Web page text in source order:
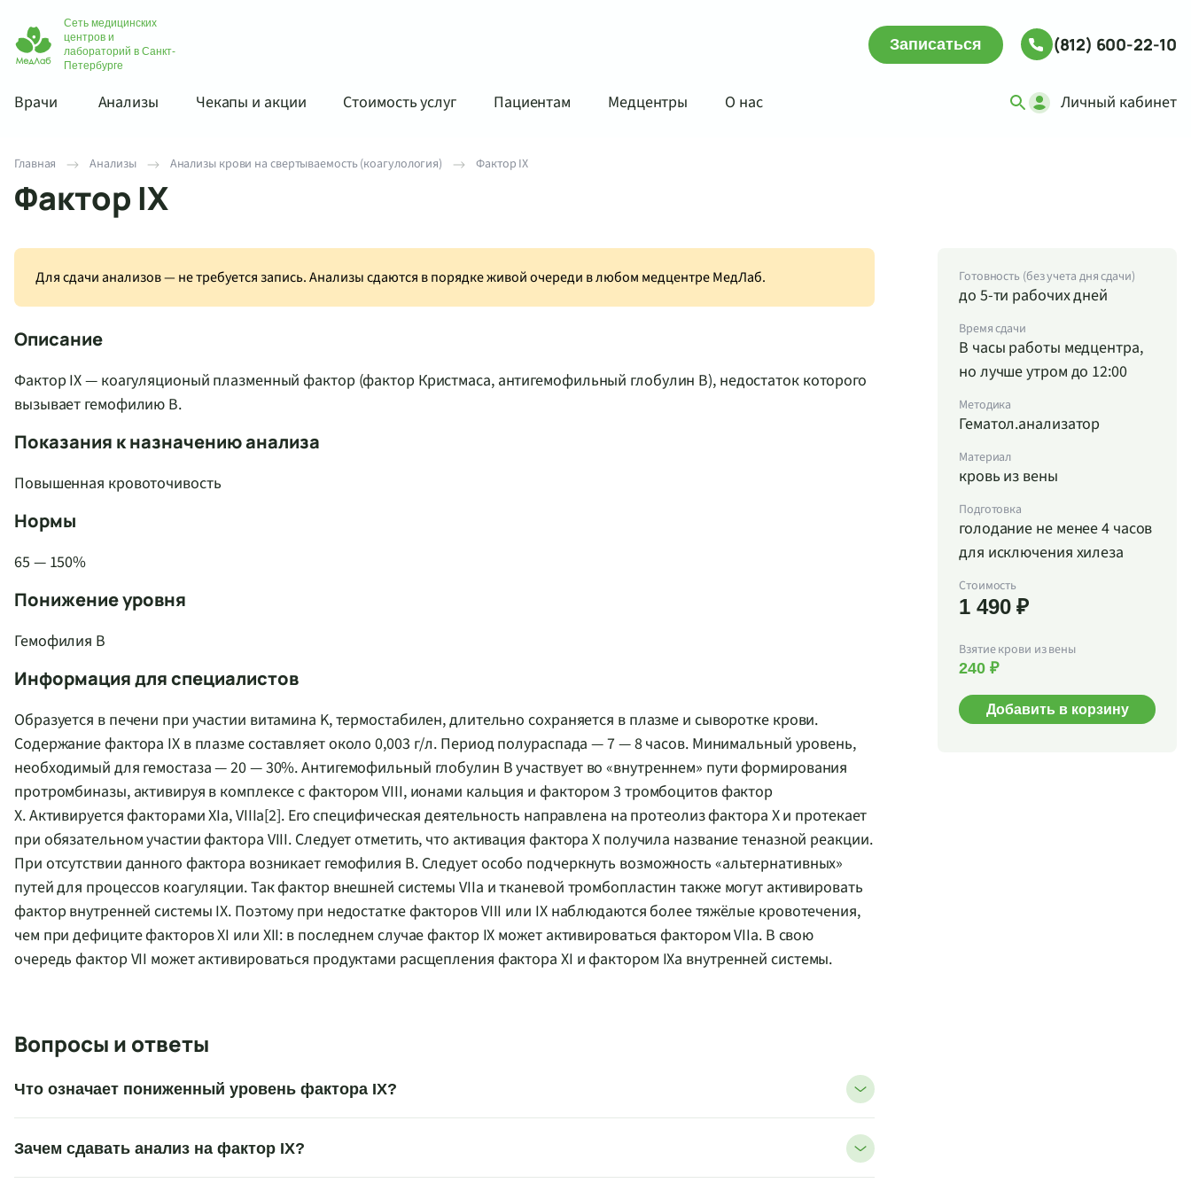
Сеть медицинских
центров и
лабораторий в Санкт-
Петербурге
Записаться (812) 600-22-10
Врачи Анализы Чекапы и акции Стоимость услуг Пациентам Медцентры О нас Личный кабинет
Главная Анализы Анализы крови на свертываемость (коагулология) Фактор IX
Фактор IX
Для сдачи анализов — не требуется запись. Анализы сдаются в порядке живой очереди в любом медцентре МедЛаб.
Описание
Фактор IX — коагуляционый плазменный фактор (фактор Кристмаса, антигемофильный глобулин B), недостаток которого
вызывает гемофилию B.
Показания к назначению анализа
Повышенная кровоточивость
Нормы
65 — 150%
Понижение уровня
Гемофилия В
Информация для специалистов
Образуется в печени при участии витамина K, термостабилен, длительно сохраняется в плазме и сыворотке крови.
Содержание фактора IX в плазме составляет около 0,003 г/л. Период полураспада — 7 — 8 часов. Минимальный уровень,
необходимый для гемостаза — 20 — 30%. Антигемофильный глобулин B участвует во «внутреннем» пути формирования
протромбиназы, активируя в комплексе с фактором VIII, ионами кальция и фактором 3 тромбоцитов фактор
X. Активируется факторами XIa, VIIIa[2]. Его специфическая деятельность направлена на протеолиз фактора X и протекает
при обязательном участии фактора VIII. Следует отметить, что активация фактора X получила название теназной реакции.
При отсутствии данного фактора возникает гемофилия B. Следует особо подчеркнуть возможность «альтернативных»
путей для процессов коагуляции. Так фактор внешней системы VIIа и тканевой тромбопластин также могут активировать
фактор внутренней системы IX. Поэтому при недостатке факторов VIII или IX наблюдаются более тяжёлые кровотечения,
чем при дефиците факторов XI или XII: в последнем случае фактор IX может активироваться фактором VIIа. В свою
очередь фактор VII может активироваться продуктами расщепления фактора XI и фактором IXа внутренней системы.
Вопросы и ответы
Что означает пониженный уровень фактора IX?
Зачем сдавать анализ на фактор IX?
Готовность (без учета дня сдачи)
до 5-ти рабочих дней
Время сдачи
В часы работы медцентра,
но лучше утром до 12:00
Методика
Гематол.анализатор
Материал
кровь из вены
Подготовка
голодание не менее 4 часов
для исключения хилеза
Стоимость
1 490 ₽
Взятие крови из вены
240 ₽
Добавить в корзину